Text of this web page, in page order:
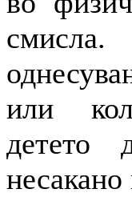
или
детето